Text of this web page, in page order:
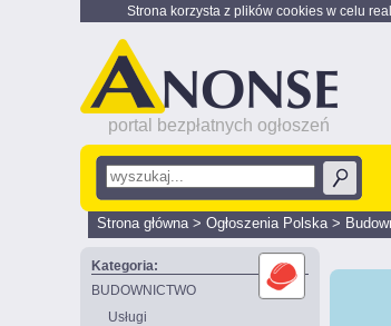
Strona korzysta z plików cookies w celu
portal bezpłatnych ogłoszeń
Strona główna> Ogłoszenia Polska>
Kategoria:
BUDOWNICTWO
Usługi